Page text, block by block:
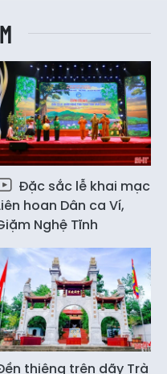
Đặc sắc lễ khai mạc
hoan Dân ca Ví,
Nghệ Tĩnh
thiêng trên dãy Trà